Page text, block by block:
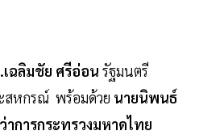
เฉลิมชัย ศรีอ่อน รัฐมนตรี
สหกรณ์ พร้อมด้วย นายนิพนธ์
การกระทรวงมหาดไทย